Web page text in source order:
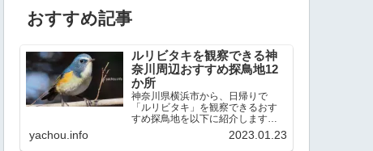
おすすめ記事
ルリビタキを観察できる神
奈川周辺おすすめ探鳥地12
か所
神奈川県横浜市から、日帰りで
「ルリビタキ」を観察できるおす
すめ探鳥地を以下に紹介します。
これまで80か所近くの探鳥地を訪
れ、手応えを感じた場所です。以
yachou.info 2023.01.23